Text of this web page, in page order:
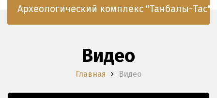
Археологический комплекс "Танбалы-Тас"
Видео
Главная Видео